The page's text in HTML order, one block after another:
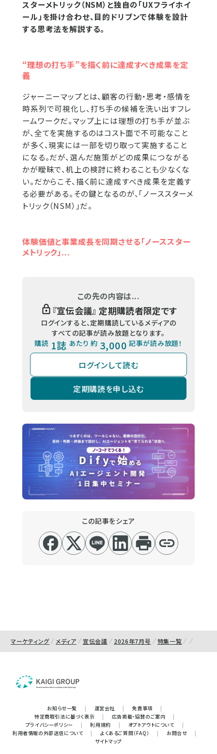
スターメトリック（NSM）と独自の「UXフライホイ
ール」を掛け合わせ、目的ドリブンで体験を設計
する思考法を解説する。
“理想の打ち手”を描く前に達成すべき成果を定
義
ジャーニーマップとは、顧客の行動・思考・感情を
時系列で可視化し、打ち手の候補を洗い出すフレ
ームワークだ。マップ上には理想の打ち手が並ぶ
が、全てを実施するのはコスト面で不可能なこと
が多く、現実には一部を切り取って実施すること
になる。だが、選んだ施策がどの成果につながる
かが曖昧で、机上の検討に終わることも少なくな
い。だからこそ、描く前に達成すべき成果を定義す
る必要がある。その鍵となるのが、「ノーススターメ
トリック（NSM）」だ。
体験価値と事業成長を同期させる「ノーススター
メトリック」...
この先の内容は...
『宣伝会議』 定期購読者限定です
ログインすると、定期購読しているメディアの
すべての記事が読み放題となります。
購読 1誌 あたり 約 3,000 記事が読み放題！
ログインして読む
定期購読を申し込む
この記事をシェア
マーケティング メディア 宣伝会議 2026年7月号 特集一覧
お知らせ一覧 | 運営会社 | 免責事項
|
特定商取引法に基づく表示
| 広告掲載・協賛のご案内
|
プライバシーポリシー
| 利用規約 | オプトアウトについて
|
利用者情報の外部送信について
| よくあるご質問（FAQ） | お問合せ
|
サイトマップ